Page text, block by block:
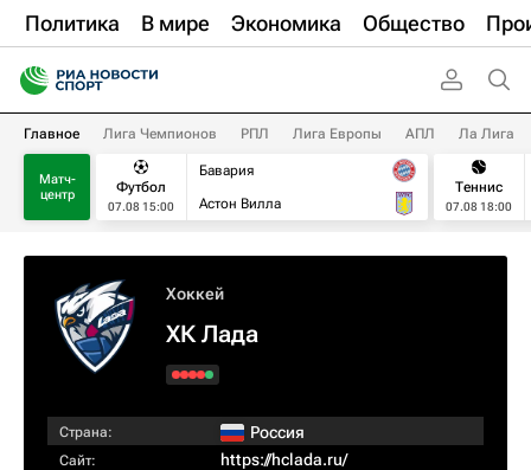
Политика В мире Экономика Общество
Главное Лига Чемпионов РПЛ Лига Европы АПЛ Ла Лига
Матч-
центр
Футбол
07.08 15:00
Бавария
Астон Вилла
Теннис
07.08 18:00
Хоккей
ХК Лада
Страна: Россия
Сайт: https://hclada.ru/